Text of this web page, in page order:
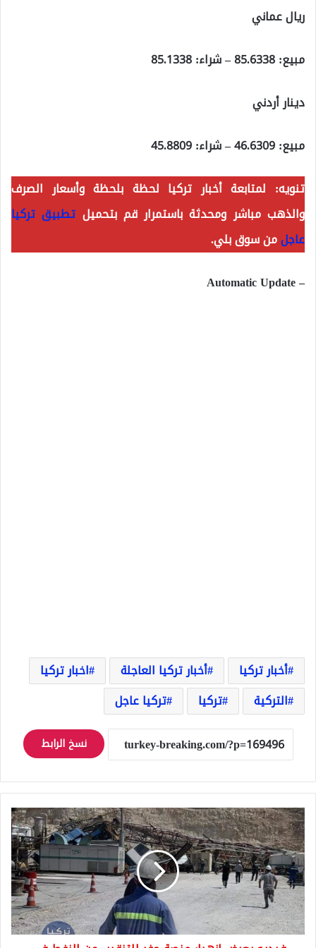
ريال عماني
مبيع: 85.6338 – شراء: 85.1338
دينار أردني
مبيع: 46.6309 – شراء: 45.8809
تنويه: لمتابعة أخبار تركيا لحظة بلحظة وأسعار الصرف
والذهب مباشر ومحدثة باستمرار قم بتحميل تطبيق تركيا
عاجلمن سوق بلي.
– Automatic Update
أخبار تركيا أخبار تركيا العاجلة
اخبار تركيا
التركية
تركيا تركيا عاجل
نسخ الرابط
فيديو
يعرض
انهيار
منصة
حفر
للتنقيب
عن
النفط
في